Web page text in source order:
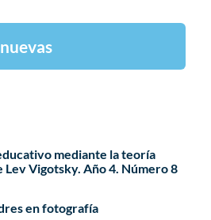
mediante la teoría
Lev Vigotsky. Año 4. Número 8
en fotografía